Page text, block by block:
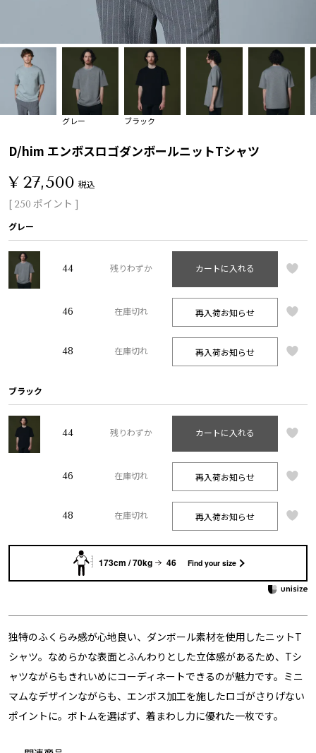
グレー ブラック
D/him エンボスロゴダンボールニットTシャツ
¥ 27,500 税込
[ 250 ポイント ]
グレー
44 残りわずか カートに入れる
46 在庫切れ 再入荷お知らせ
48 在庫切れ 再入荷お知らせ
ブラック
44 残りわずか カートに入れる
46 在庫切れ 再入荷お知らせ
48 在庫切れ 再入荷お知らせ
173cm / 70kg 46 Find your size
独特のふくらみ感が心地良い、ダンボール素材を使用したニットT
シャツ。なめらかな表面とふんわりとした立体感があるため、Tシ
ャツながらもきれいめにコーディネートできるのが魅力です。ミニ
マムなデザインながらも、エンボス加工を施したロゴがさりげない
ポイントに。ボトムを選ばず、着まわし力に優れた一枚です。